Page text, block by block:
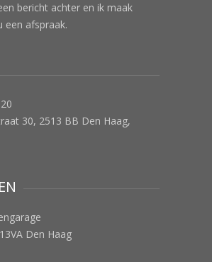
bericht achter en ik maak
een afspraak.
30, 2513 BB Den Haag,
Den Haag